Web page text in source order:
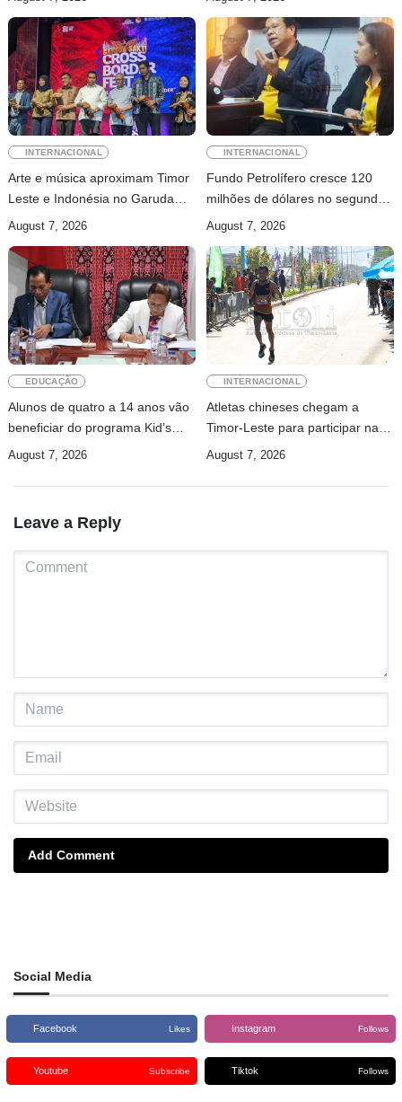
INTERNACIONAL
Arte e música aproximam Timor
Leste e Indonésia no Garuda
Sakti Crossborder Fest 2026
August 7, 2026
INTERNACIONAL
Fundo Petrolífero cresce 120
milhões de dólares no segundo
trimestre
August 7, 2026
EDUCAÇÃO
Alunos de quatro a 14 anos vão
beneficiar do programa Kid’s
Athletics
August 7, 2026
INTERNACIONAL
Atletas chineses chegam a
Timor-Leste para participar na
Maratona Internacional de Díli
August 7, 2026
Leave a Reply
Add Comment
Social Media
Facebook Likes Instagram Follows
Youtube Subscribe Tiktok Follows